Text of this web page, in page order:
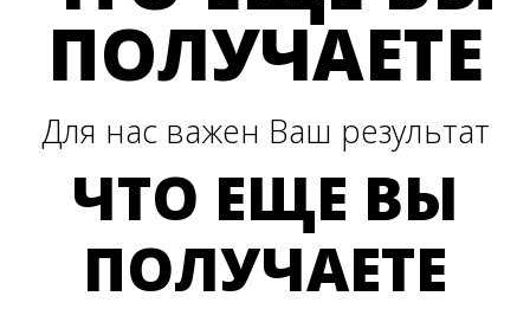
ПОЛУЧАЕТЕ
Для нас важен Ваш результат
ЧТО ЕЩЕ ВЫ
ПОЛУЧАЕТЕ